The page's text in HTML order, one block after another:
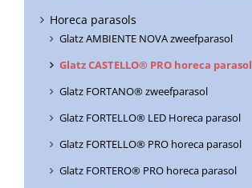
Horeca parasols
Glatz AMBIENTE NOVA zweefparasol
Glatz CASTELLO® PRO horeca parasol
Glatz FORTANO® zweefparasol
Glatz FORTELLO® LED Horeca parasol
Glatz FORTELLO® PRO horeca parasol
Glatz FORTERO® PRO horeca parasol